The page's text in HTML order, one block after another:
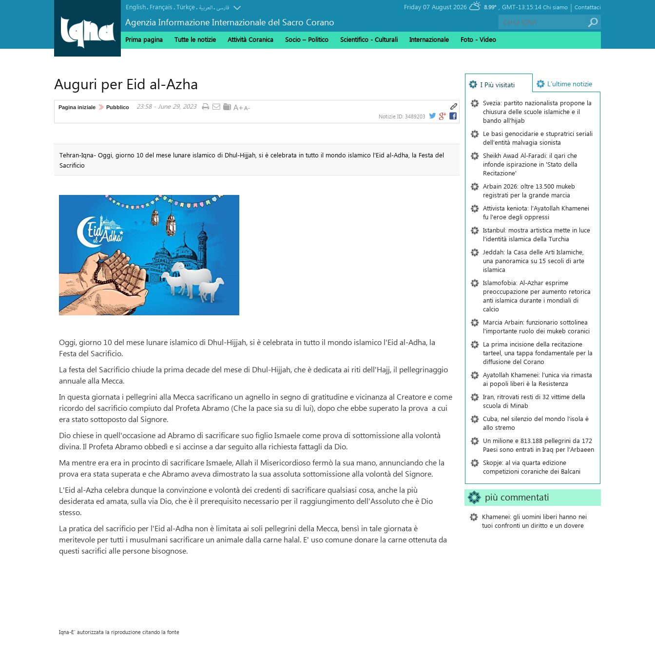
Agenzia Informazione Internazionale del Sacro Corano
English. Français.Türkçe. العربیة.فارسی GMT-13:15:14
8.99° Contattaci
|
Chi siamo
Prima pagina Tutte le notizie Attività Coranica Socio – Politico Scientifico - Culturali Internazionale Foto - Video
Auguri per Eid al-Azha
Pagina iniziale Pubblico 23:58 - June 29, 2023
Notizie ID: 3489203
Tehran-Iqna- Oggi, giorno 10 del mese lunare islamico di Dhul-Hijjah, si è celebrata in tutto il mondo islamico l'Eid al-Adha, la Festa del
Sacrificio
Oggi, giorno 10 del mese lunare islamico di Dhul-Hijjah, si è celebrata in tutto il mondo islamico l'Eid al-Adha, la
Festa del Sacrificio.
La festa del Sacrificio chiude la prima decade del mese di Dhul-Hijjah, che è dedicata ai riti dell'Hajj, il pellegrinaggio
annuale alla Mecca.
In questa giornata i pellegrini alla Mecca sacrificano un agnello in segno di gratitudine e vicinanza al Creatore e come
ricordo del sacrificio compiuto dal Profeta Abramo (Che la pace sia su di lui), dopo che ebbe superato la prova a cui
era stato sottoposto dal Signore.
Dio chiese in quell'occasione ad Abramo di sacrificare suo figlio Ismaele come prova di sottomissione alla volontà
divina. Il Profeta Abramo obbedì e si accinse a dar seguito alla richiesta fattagli da Dio.
Ma mentre era era in procinto di sacrificare Ismaele, Allah il Misericordioso fermò la sua mano, annunciando che la
prova era stata superata e che Abramo aveva dimostrato la sua assoluta sottomissione alla volontà del Signore.
L'Eid al-Azha celebra dunque la convinzione e volontà dei credenti di sacrificare qualsiasi cosa, anche la più
desiderata ed amata, sulla via Dio, che è il prerequisito necessario per il raggiungimento dell'Assoluto che è Dio
stesso.
La pratica del sacrificio per l'Eid al-Adha non è limitata ai soli pellegrini della Mecca, bensì in tale giornata è
meritevole per tutti i musulmani sacrificare un animale dalla carne halal. E' uso comune donare la carne ottenuta da
questi sacrifici alle persone bisognose.
Iqna-E' autorizzata la riproduzione citando la fonte
I Più visitati L’ultime notizie
Svezia: partito nazionalista propone la
chiusura delle scuole islamiche e il
bando all'hijab
Le basi genocidarie e stupratrici seriali
dell’entità malvagia sionista
Sheikh Awad Al-Faradi: il qari che
infonde ispirazione in 'Stato della
Recitazione'
Arbain 2026: oltre 13.500 mukeb
registrati per la grande marcia
Attivista keniota: l'Ayatollah Khamenei
fu l'eroe degli oppressi
Istanbul: mostra artistica mette in luce
l'identità islamica della Turchia
Jeddah: la Casa delle Arti Islamiche,
una panoramica su 15 secoli di arte
islamica
Islamofobia: Al-Azhar esprime
preoccupazione per aumento retorica
anti islamica durante i mondiali di
calcio
Marcia Arbain: funzionario sottolinea
l'importante ruolo dei mukeb coranici
La prima incisione della recitazione
tarteel, una tappa fondamentale per la
diffusione del Corano
Ayatollah Khamenei: l’unica via rimasta
ai popoli liberi è la Resistenza
Iran, ritrovati resti di 32 vittime della
scuola di Minab
Cuba, nel silenzio del mondo l’isola è
allo stremo
Un milione e 813.188 pellegrini da 172
Paesi sono entrati in Iraq per l’Arbaeen
Skopje: al via quarta edizione
competizioni coraniche dei Balcani
più commentati
Khamenei: gli uomini liberi hanno nei
tuoi confronti un diritto e un dovere